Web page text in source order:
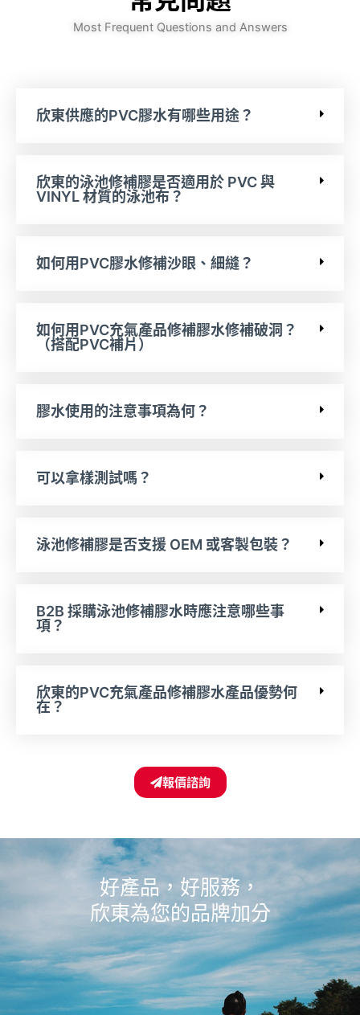
Most Frequent Questions and Answers
欣東供應的PVC膠水有哪些用途？
欣東的泳池修補膠是否適用於 PVC 與
VINYL 材質的泳池布？
如何用PVC膠水修補沙眼、細縫？
如何用PVC充氣產品修補膠水修補破洞？
（搭配PVC補片）
膠水使用的注意事項為何？
可以拿樣測試嗎？
泳池修補膠是否支援 OEM 或客製包裝？
B2B 採購泳池修補膠水時應注意哪些事
項？
欣東的PVC充氣產品修補膠水產品優勢何
在？
報價諮詢
好產品，好服務，
欣東為您的品牌加分